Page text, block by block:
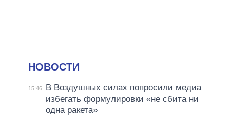
НОВОСТИ
15:46
В Воздушных силах попросили медиа
избегать формулировки «не сбита ни
одна ракета»